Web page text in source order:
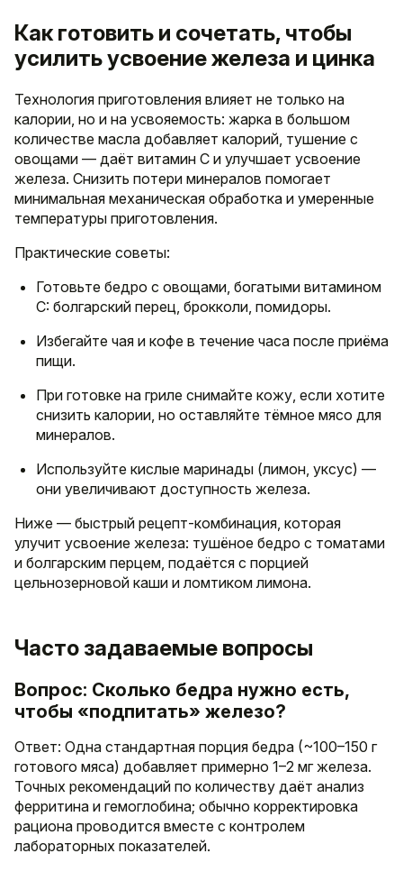
Как готовить и сочетать, чтобы
усилить усвоение железа и цинка
Технология приготовления влияет не только на
калории, но и на усвояемость: жарка в большом
количестве масла добавляет калорий, тушение с
овощами — даёт витамин C и улучшает усвоение
железа. Снизить потери минералов помогает
минимальная механическая обработка и умеренные
температуры приготовления.
Практические советы:
Готовьте бедро с овощами, богатыми витамином
C: болгарский перец, брокколи, помидоры.
Избегайте чая и кофе в течение часа после приёма
пищи.
При готовке на гриле снимайте кожу, если хотите
снизить калории, но оставляйте тёмное мясо для
минералов.
Используйте кислые маринады (лимон, уксус) —
они увеличивают доступность железа.
Ниже — быстрый рецепт-комбинация, которая
улучит усвоение железа: тушёное бедро с томатами
и болгарским перцем, подаётся с порцией
цельнозерновой каши и ломтиком лимона.
Часто задаваемые вопросы
Вопрос: Сколько бедра нужно есть,
чтобы «подпитать» железо?
Ответ: Одна стандартная порция бедра (~100–150 г
готового мяса) добавляет примерно 1–2 мг железа.
Точных рекомендаций по количеству даёт анализ
ферритина и гемоглобина; обычно корректировка
рациона проводится вместе с контролем
лабораторных показателей.